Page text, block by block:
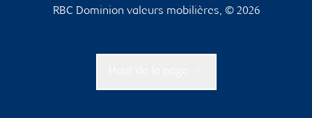
RBC Dominion valeurs mobilières, © 2026